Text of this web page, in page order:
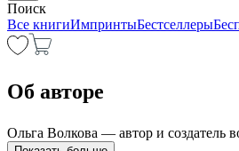
Поиск
Все книгиИмпринтыБестселлеры
Об авторе
Ольга Волкова — автор и создатель